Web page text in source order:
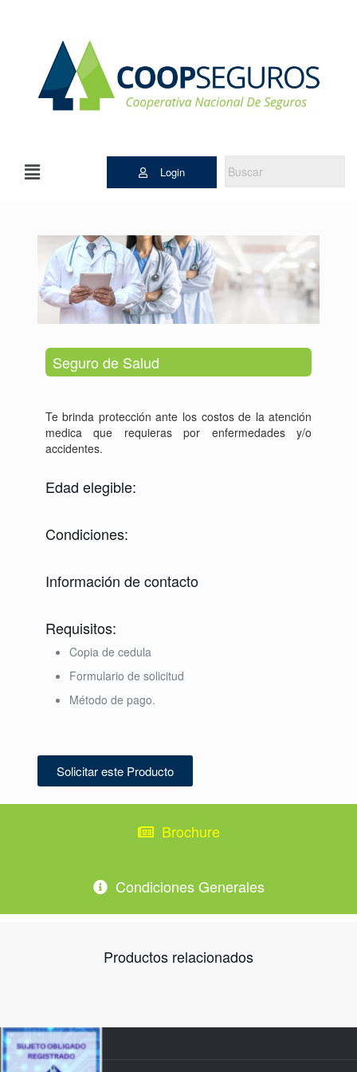
Login
Seguro de Salud
Te brinda protección ante los costos de la atención
medica que requieras por enfermedades y/o
accidentes.
Edad elegible:
Condiciones:
Información de contacto
Requisitos:
Copia de cedula
Formulario de solicitud
Método de pago.
Solicitar este Producto
Brochure
Condiciones Generales
Productos relacionados